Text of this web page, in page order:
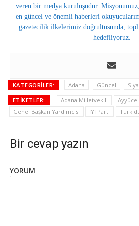
veren bir medya kuruluşudur.
en güncel ve önemli haberleri
gazetecilik ilkelerimiz doğrultusunda,
hedefliyoruz.
KATEGORILER: Adana Güncel
ETIKETLER: Adana Milletvekili
Ayyüce
Genel Başkan Yardımcısı
İYİ Parti Türk
Bir cevap yazın
YORUM